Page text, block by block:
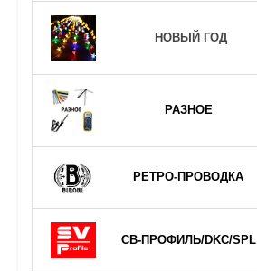
НОВЫЙ ГОД
РАЗНОЕ
РЕТРО-ПРОВОДКА
СВ-ПРОФИЛЬ/DKC/SPL